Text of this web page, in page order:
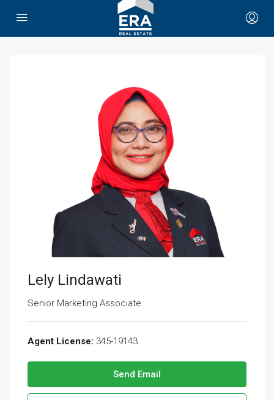
Lely Lindawati
Senior Marketing Associate
Agent License: 345-19143
Send Email